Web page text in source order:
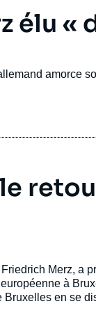
élu «
amorce
Merz, a
à
en se
de l'UE